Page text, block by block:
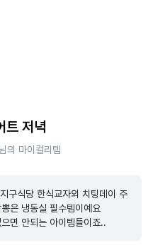
트 저녁
님의 마이컬리템
구식당 한식교자외 치팅데이 주
은 냉동실 필수템이예요
면 안되는 아이템들이죠..